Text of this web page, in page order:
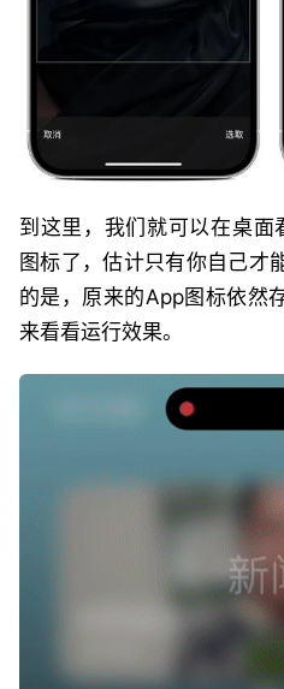
到这里，我们就可以在桌面
图标了，估计只有你自己才
的是，原来的App图标依然
来看看运行效果。